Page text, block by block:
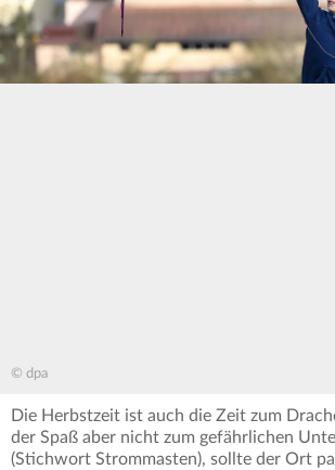
© dpa
Die Herbstzeit ist auch die Zeit zum
der Spaß aber nicht zum gefährlichen
(Stichwort Strommasten), sollte der Ort